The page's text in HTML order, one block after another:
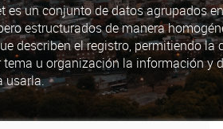
es un conjunto de datos agrupados
estructurados de manera
describen el registro, permitiendo la
tema u organización la información y
usarla.